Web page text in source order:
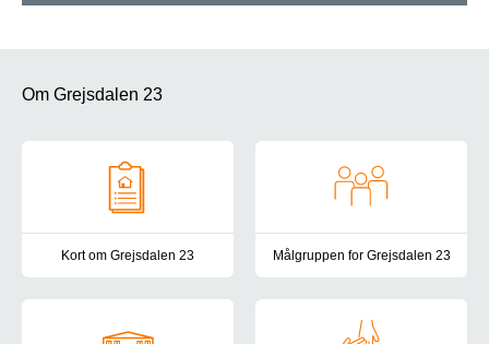
Om Grejsdalen 23
Kort om Grejsdalen 23 Målgruppen for Grejsdalen 23